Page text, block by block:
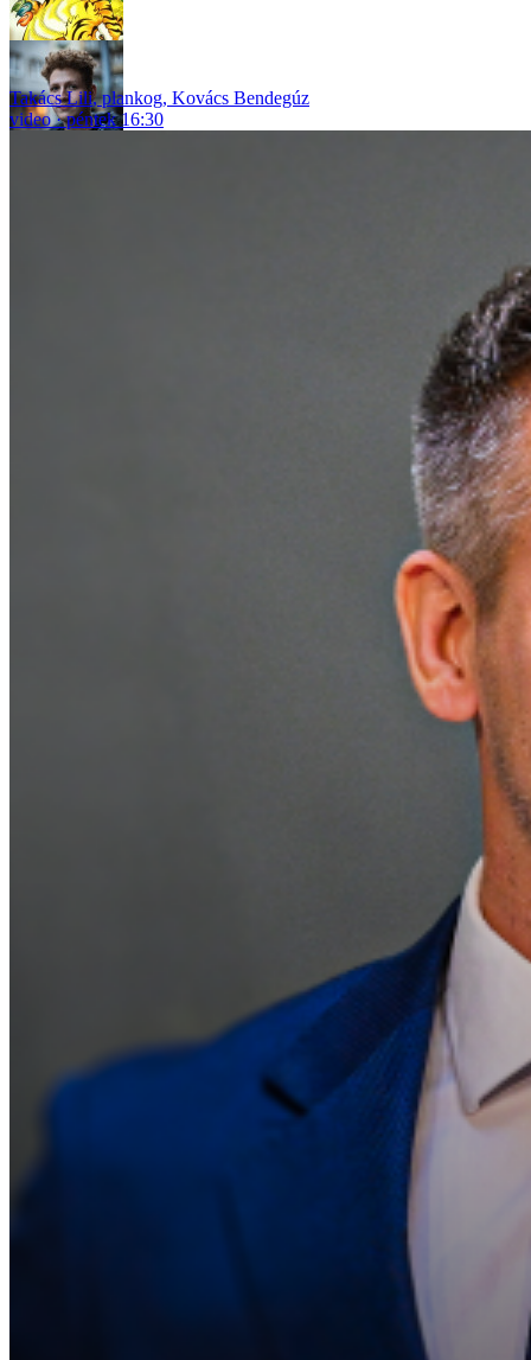
Takács Lili,plankog, Kovács Bendegúz
video
péntek 16:30